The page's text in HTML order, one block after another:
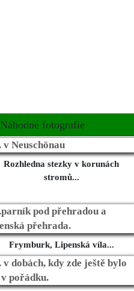
Náhodné fotografie
Rozhledna stezky v korunách
stromů...
Frymburk, Lipenská víla...